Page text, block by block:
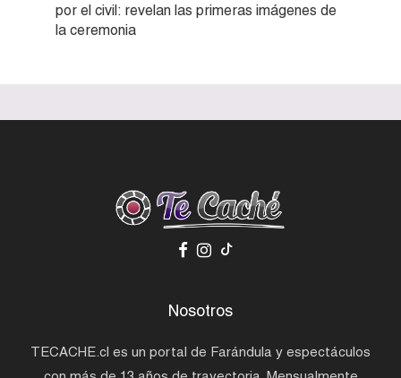
por el civil: revelan las primeras imágenes de
la ceremonia
Nosotros
TECACHE.cl es un portal de Farándula y espectáculos